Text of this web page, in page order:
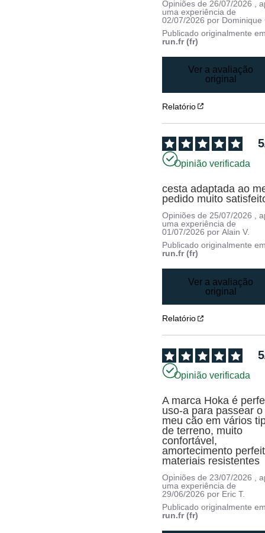
Opiniões de 26/07/2026
,
uma experiência de
02/07/2026 por Dominique
Publicado originalmente
run.fr (fr)
Ver a avaliação
original
Relatório
5
Opinião verificada
cesta adaptada ao
pedido muito
Opiniões de 25/07/2026
,
uma experiência de
01/07/2026 porAlain V.
Publicado originalmente
run.fr (fr)
Ver a avaliação
original
Relatório
5
Opinião verificada
A marca Hoka é
uso-a para passear o
meu cão em vários
de terreno, muito
confortável,
amortecimento
materiais resistentes
Opiniões de23/07/2026 ,
uma experiência de
29/06/2026 por Eric T.
Publicado originalmente
run.fr (fr)